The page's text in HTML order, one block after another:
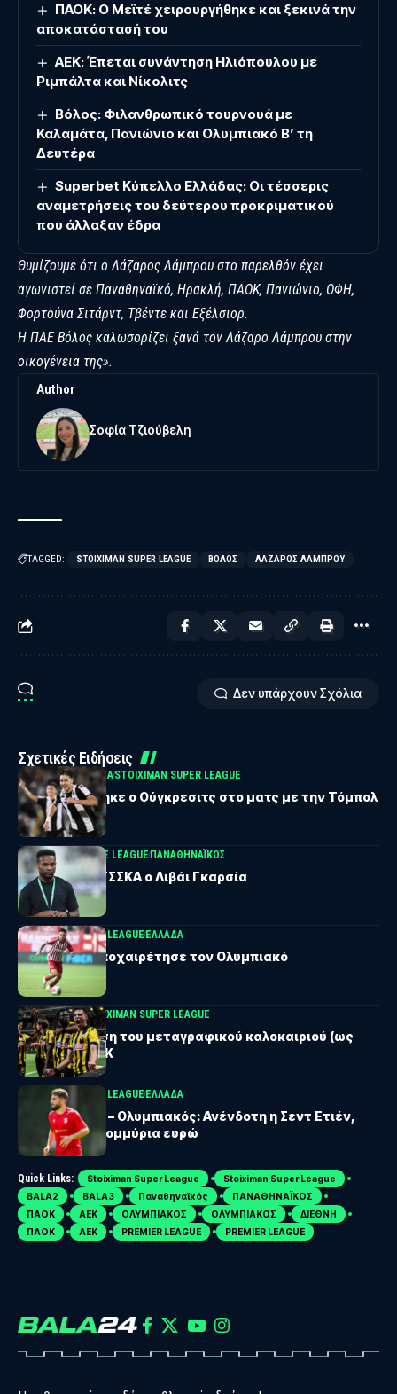
ΠΑΟΚ: Ο Μεϊτέ χειρουργήθηκε και ξεκινά την
αποκατάστασή του
ΑΕΚ: Έπεται συνάντηση Ηλιόπουλου με
Ριμπάλτα και Νίκολιτς
Βόλος: Φιλανθρωπικό τουρνουά με
Καλαμάτα, Πανιώνιο και Ολυμπιακό Β’ τη
Δευτέρα
Superbet Κύπελλο Ελλάδας: Οι τέσσερις
αναμετρήσεις του δεύτερου προκριματικού
που άλλαξαν έδρα
Θυμίζουμε ότι ο Λάζαρος Λάμπρου στο παρελθόν έχει
αγωνιστεί σε Παναθηναϊκό, Ηρακλή, ΠΑΟΚ, Πανιώνιο, ΟΦΗ,
Φορτούνα Σιτάρντ, Τβέντε και Εξέλσιορ.
Η ΠΑΕ Βόλος καλωσορίζει ξανά τον Λάζαρο Λάμπρου στην
οικογένεια της».
Author
Σοφία Τζιούβελη
TAGGED: STOIXIMAN SUPER LEAGUE ΒΟΛΟΣ ΛΆΖΑΡΟΣ ΛΆΜΠΡΟΥ
Δεν υπάρχουν Σχόλια
Σχετικές Ειδήσεις
SERBIAN SUPERLIGASTOIXIMAN SUPER LEAGUE
Δεν αγωνίστηκε ο Ούγκρεσιτς στο ματς με την Τόμπολ
UEFA CONFERENCE LEAGUEΠΑΝΑΘΗΝΑΪΚΟΣ
Έτοιμος για ΤΣΣΚΑ ο Λιβάι Γκαρσία
STOIXIMAN SUPER LEAGUEΕΛΛΑΔΑ
Ο Ορτέγκα αποχαιρέτησε τον Ολυμπιακό
BALA24 ΘΕΜΑSTOIXIMAN SUPER LEAGUE
Μια αποτίμηση του μεταγραφικού καλοκαιριού (ως
τώρα) της ΑΕΚ
STOIXIMAN SUPER LEAGUEΕΛΛΑΔΑ
Νταβιτασβίλι – Ολυμπιακός: Ανένδοτη η Σεντ Ετιέν,
ζητά 20 εκατομμύρια ευρώ
Quick Links: Stoiximan Super League
Stoiximan Super League
BALA2
BALA3 Παναθηναϊκός
ΠΑΝΑΘΗΝΑΪΚΟΣ
ΠΑΟΚ
ΑΕΚ ΟΛΥΜΠΙΑΚΟΣ ΟΛΥΜΠΙΑΚΟΣ
ΔΙΕΘΝΗ
ΠΑΟΚ
ΑΕΚ PREMIER LEAGUE PREMIER LEAGUE